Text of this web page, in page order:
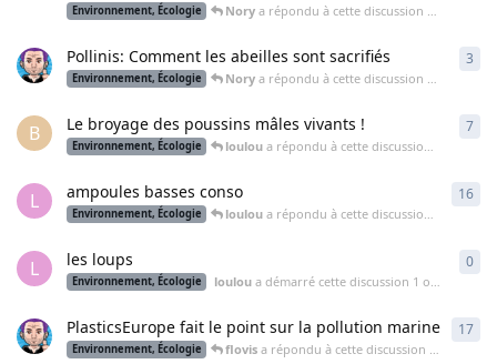
Environnement, Écologie Nory a répondu à cette discussion 5 déc. 2014
Pollinis: Comment les abeilles sont sacrifiés
Environnement, Écologie Nory a répondu à cette discussion 4 déc. 2014
3
B Le broyage des poussins mâles vivants !
Environnement, Écologie loulou a répondu à cette discussion
7
L ampoules basses conso
Environnement, Écologie loulou a répondu à cette discussion
16
L les loups
Environnement, Écologie loulou a démarré cette discussion 1 oct. 2014
0
PlasticsEurope fait le point sur la pollution marine
Environnement, Écologie flovis a répondu à cette discussion 27 août
17